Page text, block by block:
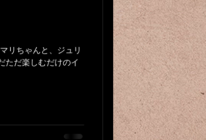
リちゃんと、ジュリ
ただ楽しむだけのイ